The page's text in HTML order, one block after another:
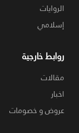
الروايات
إسلامي
روابط خارجية
مقالات
اخبار
عروض و خصومات